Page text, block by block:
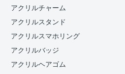
アクリルチャーム
アクリルスタンド
アクリルスマホリング
アクリルバッジ
アクリルヘアゴム